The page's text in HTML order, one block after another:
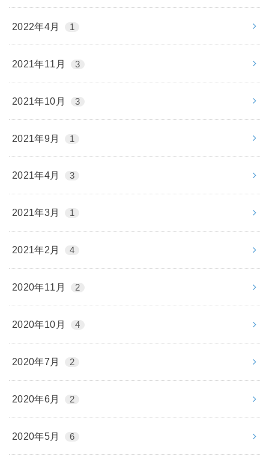
2022年4月 1
2021年11月 3
2021年10月 3
2021年9月 1
2021年4月 3
2021年3月 1
2021年2月 4
2020年11月 2
2020年10月 4
2020年7月 2
2020年6月 2
2020年5月 6